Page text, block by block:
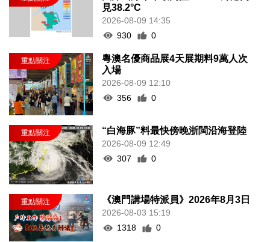
見38.2°C
2026-08-09 14:35
930
0
粵澳名優商品展4天展期料9萬人次
入場
2026-08-09 12:10
356
0
“白海豚”料最快傍晚浙閩沿海登陸
2026-08-09 12:49
307
0
《澳門講場特派員》2026年8月3日
2026-08-03 15:19
1318
0